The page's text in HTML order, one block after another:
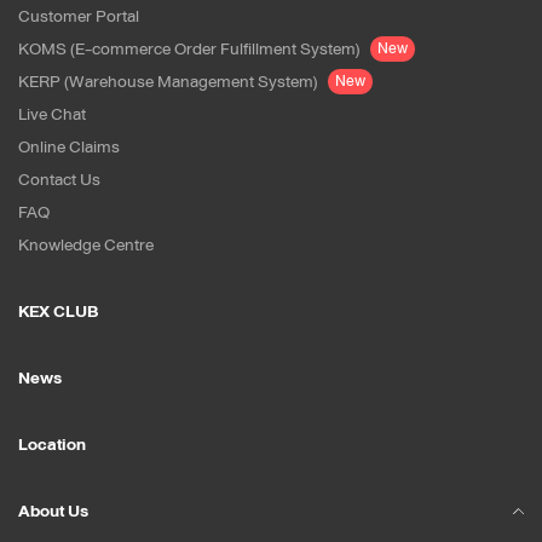
Customer Portal
KOMS (E-commerce Order Fulfillment System)
New
KERP (Warehouse Management System) New
Live Chat
Online Claims
Contact Us
FAQ
Knowledge Centre
KEX CLUB
News
Location
About Us